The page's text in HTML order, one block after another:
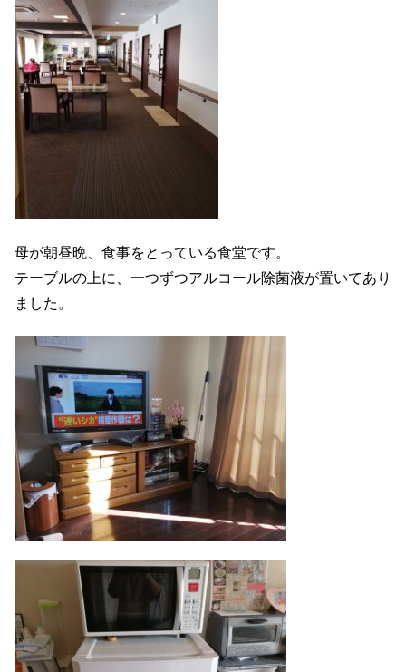
母が朝昼晩、食事をとっている食堂です。
テーブルの上に、一つずつアルコール除菌液が置いてあり
ました。